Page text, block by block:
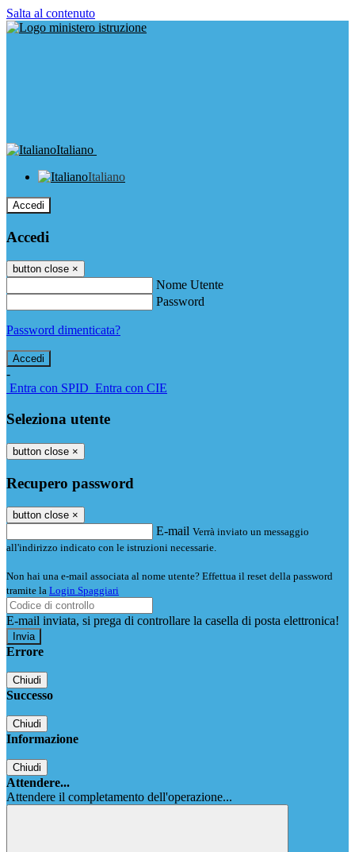
Salta al contenuto
Italiano
Italiano
Accedi
Accedi
button close ×
Nome Utente
Password
Password dimenticata?
-
Entra con SPID Entra con CIE
Seleziona utente
button close ×
Recupero password
button close ×
E-mail Verrà inviato un messaggio
all'indirizzo indicato con le istruzioni necessarie.
Non hai una e-mail associata al nome utente? Effettua il reset della password
tramite la Login Spaggiari
E-mail inviata, si prega di controllare la casella di posta elettronica!
Errore
Chiudi
Successo
Chiudi
Informazione
Chiudi
Attendere...
Attendere il completamento dell'operazione...